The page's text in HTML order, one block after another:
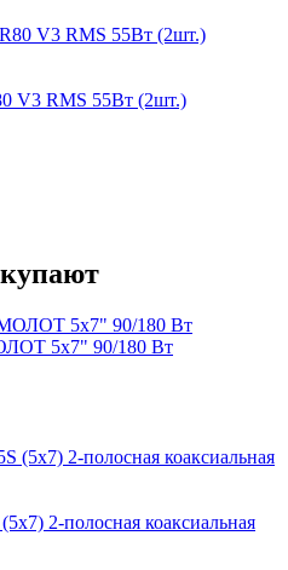
V3 RMS 55Вт (2шт.)
5x7" 90/180 Вт
2-полосная коаксиальная